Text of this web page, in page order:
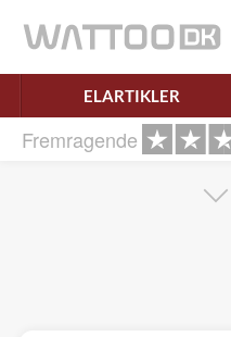
ELARTIKLER
Fremragende
Ret samtykke!